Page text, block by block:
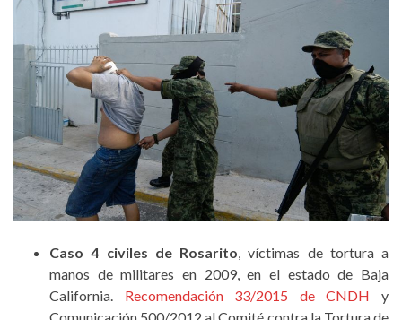
Caso 4 civiles de Rosarito, víctimas de tortura a
manos de militares en 2009, en el estado de Baja
California. Recomendación 33/2015 de CNDH y